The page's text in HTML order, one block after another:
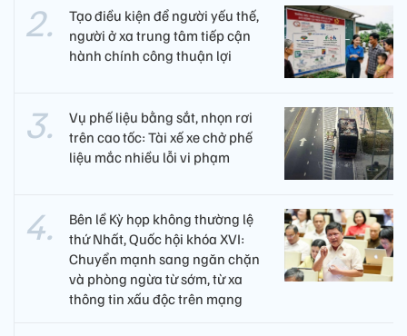
Tạo điều kiện để người yếu thế,
người ở xa trung tâm tiếp cận
hành chính công thuận lợi
Vụ phế liệu bằng sắt, nhọn rơi
trên cao tốc: Tài xế xe chở phế
liệu mắc nhiều lỗi vi phạm
Bên lề Kỳ họp không thường lệ
thứ Nhất, Quốc hội khóa XVI:
Chuyển mạnh sang ngăn chặn
và phòng ngừa từ sớm, từ xa
thông tin xấu độc trên mạng